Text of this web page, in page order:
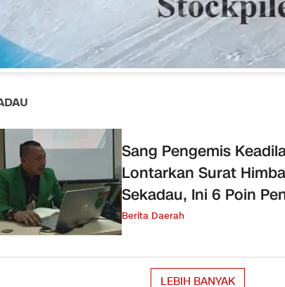
Sang Pengemis
Lontarkan Surat
Sekadau, Ini 6 Poin
Berita Daerah
LEBIH BANYAK